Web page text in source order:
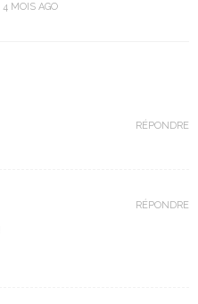
4 MOIS AGO
RÉPONDRE
RÉPONDRE